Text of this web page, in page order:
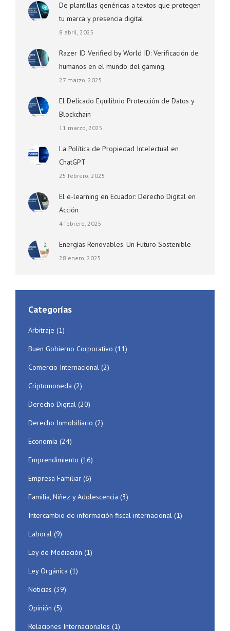
De plantillas genéricas a textos que protegen
tu marca y presencia digital
8 abril, 2025
Razer ID Verified by World ID: Verificación de
humanos en el mundo del gaming.
27 marzo, 2025
El Delicado Equilibrio Protección de Datos y
Blockchain
11 marzo, 2025
La Política de Propiedad Intelectual en
ChatGPT
25 febrero, 2025
El e-learning en Ecuador: Derecho Digital en
Acción
4 febrero, 2025
Energías Renovables. Un Futuro Sostenible
28 enero, 2025
Categorías
Arbitraje (1)
Buen Gobierno Corporativo (11)
Comercio Internacional (2)
Criptomoneda (2)
Derecho Digital (20)
Derecho Inmobiliario (2)
Economía (24)
Emprendimiento (16)
Empresa Familiar (6)
Familia, Niñez y Adolescencia (3)
Intercambio de información fiscal internacional (1)
Laboral (9)
Ley de Mediación (1)
Ley Orgánica (1)
Noticias (39)
Opinión (5)
Relaciones Internacionales (1)